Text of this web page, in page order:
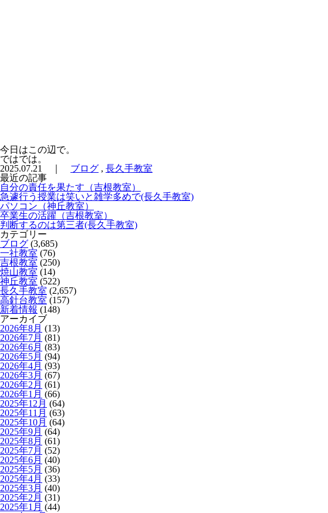
今日はこの辺で。
ではでは。
2025.07.21 ｜ ブログ , 長久手教室
最近の記事
自分の責任を果たす（吉根教室）
急遽行う授業は笑いと雑学多めで(長久手教室)
パソコン（神丘教室）
卒業生の活躍（吉根教室）
判断するのは第三者(長久手教室)
カテゴリー
ブログ (3,685)
一社教室 (76)
吉根教室 (250)
焼山教室 (14)
神丘教室 (522)
長久手教室 (2,657)
高針台教室 (157)
新着情報 (148)
アーカイブ
2026年8月 (13)
2026年7月 (81)
2026年6月 (83)
2026年5月 (94)
2026年4月 (93)
2026年3月 (67)
2026年2月 (61)
2026年1月 (66)
2025年12月 (64)
2025年11月 (63)
2025年10月 (64)
2025年9月 (64)
2025年8月 (61)
2025年7月 (52)
2025年6月 (40)
2025年5月 (36)
2025年4月 (33)
2025年3月 (40)
2025年2月 (31)
2025年1月 (44)